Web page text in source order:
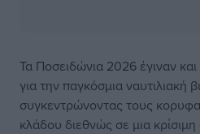
Τα Ποσειδώνια 2026 έγιναν
για την παγκόσμια ναυτιλιακή
συγκεντρώνοντας τους
κλάδου διεθνώς σε μια κρίσιμη